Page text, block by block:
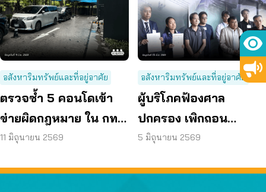
อสังหาริมทรัพย์และที่อยู่อาศัย
ตรวจซ้ำ 5 คอนโดเข้า
ข่ายผิดกฎหมาย ใน กทม.
พบยังไม่แก้ไข ปล่อยผู้
11 มิถุนายน 2569
อสังหาริมทรัพย์และที่อยู่อาศัย
ผู้บริโภคฟ้องศาล
ปกครอง เพิกถอน
ผังเมืองรวม กทม. ฉบับ
คุณภาพชีวิต
5 มิถุนายน 2569